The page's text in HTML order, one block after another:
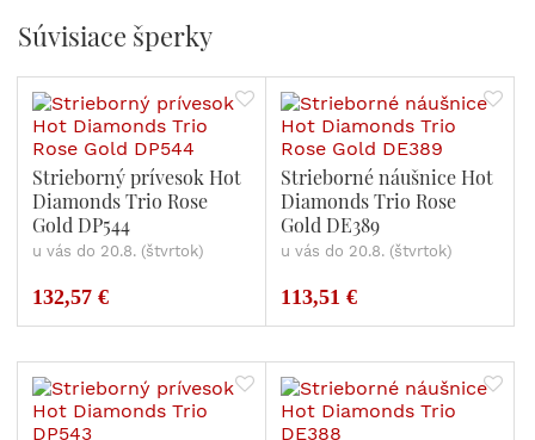
Súvisiace šperky
Strieborný prívesok Hot
Diamonds Trio Rose
Gold DP544
u vás do 20.8. (štvrtok)
132,57 €
Strieborné náušnice Hot
Diamonds Trio Rose
Gold DE389
u vás do 20.8. (štvrtok)
113,51 €